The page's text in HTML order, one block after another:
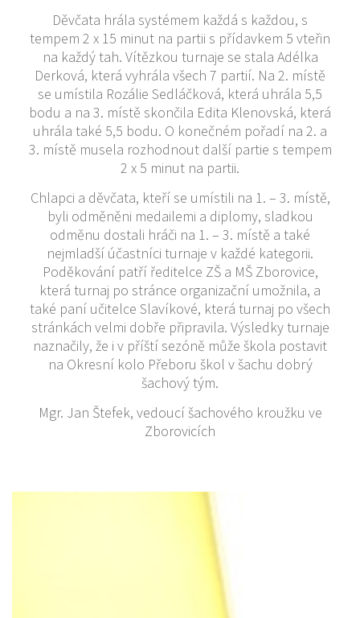
Děvčata hrála systémem každá s každou, s
tempem 2 x 15 minut na partii s přídavkem 5 vteřin
na každý tah. Vítězkou turnaje se stala Adélka
Derková, která vyhrála všech 7 partií. Na 2. místě
se umístila Rozálie Sedláčková, která uhrála 5,5
bodu a na 3. místě skončila Edita Klenovská, která
uhrála také 5,5 bodu. O konečném pořadí na 2. a
3. místě musela rozhodnout další partie s tempem
2 x 5 minut na partii.
Chlapci a děvčata, kteří se umístili na 1. – 3. místě,
byli odměněni medailemi a diplomy, sladkou
odměnu dostali hráči na 1. – 3. místě a také
nejmladší účastníci turnaje v každé kategorii.
Poděkování patří ředitelce ZŠ a MŠ Zborovice,
která turnaj po stránce organizační umožnila, a
také paní učitelce Slavíkové, která turnaj po všech
stránkách velmi dobře připravila. Výsledky turnaje
naznačily, že i v příští sezóně může škola postavit
na Okresní kolo Přeboru škol v šachu dobrý
šachový tým.
Mgr. Jan Štefek, vedoucí šachového kroužku ve
Zborovicích